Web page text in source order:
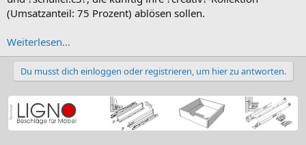
(Umsatzanteil: 75 Prozent) ablösen sollen.
Weiterlesen...
Du musst dich einloggen oder registrieren, um hier zu antworten.